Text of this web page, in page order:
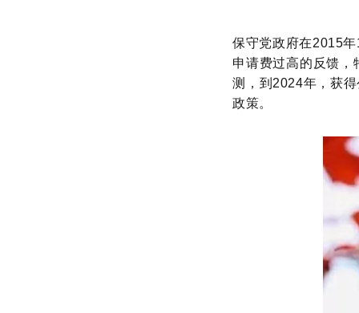
保守党政府在2015
申请费过高的反馈
测，到2024年，获
政策。